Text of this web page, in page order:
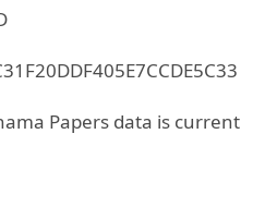
Papers data is current